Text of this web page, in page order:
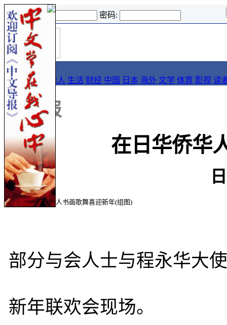
登录名: 密码:
首
页
导报
要闻 论坛 华人 生活 财经 中国 日本 海外 文学 体育 影视 读
:: 导报
在日华侨华
部分与会人士与程永华大
新年联欢会现场。